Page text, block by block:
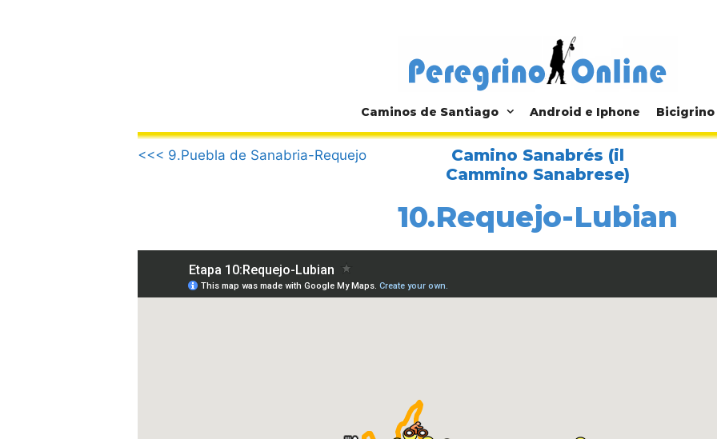
Caminos de Santiago Android e Iphone Bicigrino
.
<<< 9.Puebla de Sanabria-Requejo
Camino Sanabrés (il
Cammino Sanabrese)
10.Requejo-Lubian